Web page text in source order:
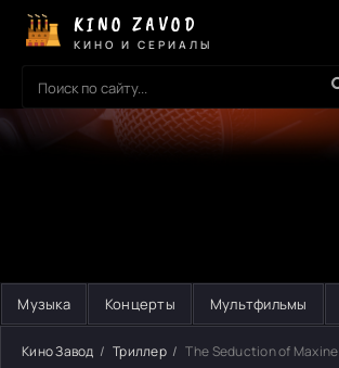
KINO ZAVOD
КИНО И СЕРИАЛЫ
Музыка Концерты Мультфильмы
Кино Завод Триллер The Seduction of Maxine